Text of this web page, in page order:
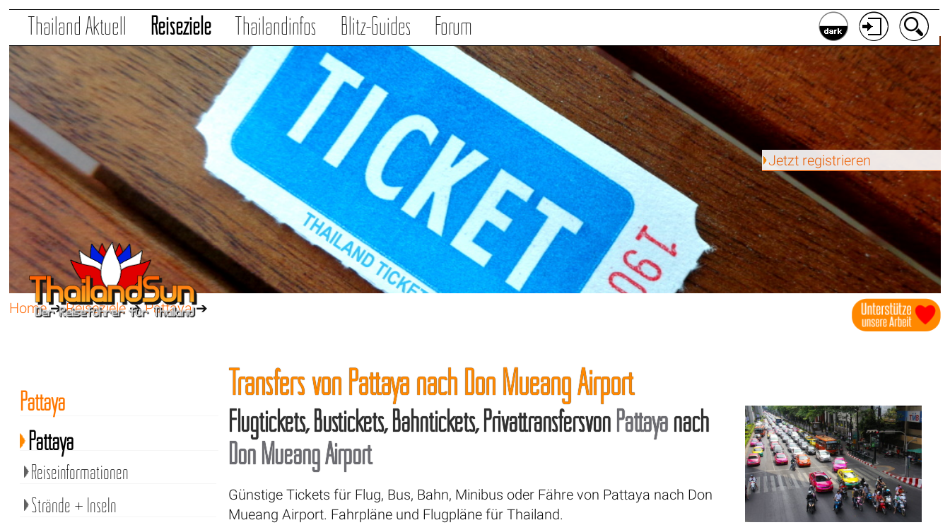
Thailand Aktuell Reiseziele Thailandinfos Blitz-Guides Forum
Jetzt registrieren
Home➔Reiseziele➔Pattaya➔
Transfers von Pattaya nach Don Mueang Airport
Flugtickets, Bustickets, Bahntickets, Privattransfersvon Pattayanach
Don Mueang Airport
Günstige Tickets für Flug, Bus, Bahn, Minibus oder Fähre von Pattaya nach Don
Mueang Airport. Fahrpläne und Flugpläne für Thailand.
Pattaya
Pattaya
Reiseinformationen
Strände + Inseln